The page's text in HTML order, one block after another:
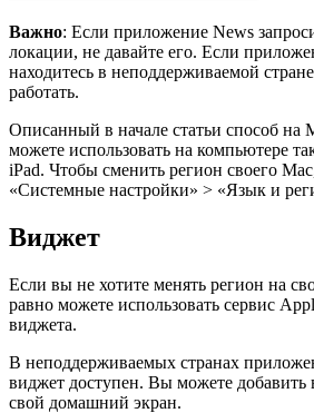
Важно: Если приложение News
локации, не давайте его. Если
находитесь в неподдерживаемой
работать.
Описанный в начале статьи способ на
можете использовать на компьютере
iPad. Чтобы сменить регион своего
«Системные настройки» > «Язык и
Виджет
Если вы не хотите менять регион на
равно можете использовать сервис
виджета.
В неподдерживаемых странах
виджет доступен. Вы можете добавить
свой домашний экран.